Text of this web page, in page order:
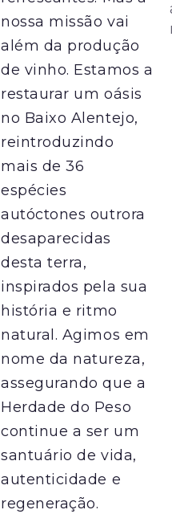
nossa missão vai
além da produção
de vinho. Estamos a
restaurar um oásis
no Baixo Alentejo,
reintroduzindo
mais de 36
espécies
autóctones outrora
desaparecidas
desta terra,
inspirados pela sua
história e ritmo
natural. Agimos em
nome da natureza,
assegurando que a
Herdade do Peso
continue a ser um
santuário de vida,
autenticidade e
regeneração.